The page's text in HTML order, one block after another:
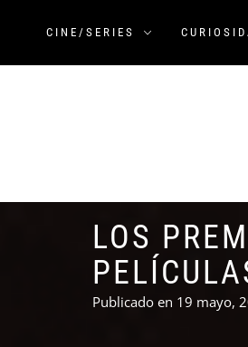
CINE/SERIES
LOS
Publicado en 19 mayo,